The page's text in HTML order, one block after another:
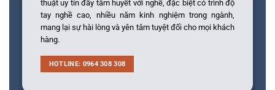
thuật uy tín đầy tâm huyết với nghề, đặc biệt có trình độ
tay nghề cao, nhiều năm kinh nghiệm trong ngành,
mang lại sự hài lòng và yên tâm tuyệt đối cho mọi khách
hàng.
HOTLINE: 0964 308 308